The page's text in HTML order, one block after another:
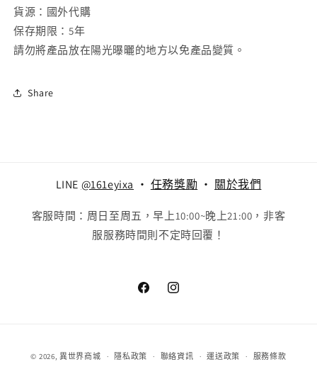
貨源：國外代購
保存期限：5年
請勿將產品放在陽光曝曬的地方以免產品變質。
Share
LINE @161eyixa ‧ 任務獎勵 ‧ 關於我們
客服時間：周日至周五，早上10:00~晚上21:00，非客
服服務時間則不定時回覆！
FacebookInstagram
款
© 2026,異世界商城 隱私政策 聯絡資訊 運送政策 服務條款